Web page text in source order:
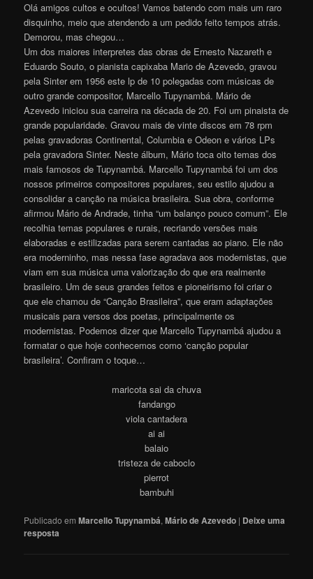
Olá amigos cultos e ocultos! Vamos batendo com mais um raro
disquinho, meio que atendendo a um pedido feito tempos atrás.
Demorou, mas chegou…
Um dos maiores interpretes das obras de Ernesto Nazareth e
Eduardo Souto, o pianista capixaba Mario de Azevedo, gravou
pela Sinter em 1956 este lp de 10 polegadas com músicas de
outro grande compositor, Marcello Tupynambá. Mário de
Azevedo iniciou sua carreira na década de 20. Foi um pinaista de
grande popularidade. Gravou mais de vinte discos em 78 rpm
pelas gravadoras Continental, Columbia e Odeon e vários LPs
pela gravadora Sinter. Neste álbum, Mário toca oito temas dos
mais famosos de Tupynambá. Marcello Tupynambá foi um dos
nossos primeiros compositores populares, seu estilo ajudou a
consolidar a canção na música brasileira. Sua obra, conforme
afirmou Mário de Andrade, tinha “um balanço pouco comum”. Ele
recolhia temas populares e rurais, recriando versões mais
elaboradas e estilizadas para serem cantadas ao piano. Ele não
era moderninho, mas nessa fase agradava aos modernistas, que
viam em sua música uma valorização do que era realmente
brasileiro. Um de seus grandes feitos e pioneirismo foi criar o
que ele chamou de “Canção Brasileira”, que eram adaptações
musicais para versos dos poetas, principalmente os
modernistas. Podemos dizer que Marcello Tupynambá ajudou a
formatar o que hoje conhecemos como ‘canção popular
brasileira’. Confiram o toque…
maricota sai da chuva
fandango
viola cantadera
ai ai
balaio
tristeza de caboclo
pierrot
bambuhi
Publicado em Marcello Tupynambá,Mário de Azevedo | Deixe uma
resposta